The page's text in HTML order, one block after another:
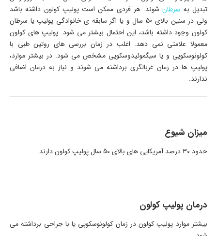
تبدیل بهسرطانشوند. هر فردی ممکن است پولیپ کولون داشته باشد
ولی در سنین بالای 50 سال و یا اگر سابقه ی خانوادگی پولیپ یا سرطان
کولون وجود داشته باشد، این احتمال بیشتر می شود. پولیپ های کولون
معمولا علامتی نمی دهد. اغلب در زمان بررسی های روتین طبی با
کولونوسکوپی و یا سیگموئیدوسکوپی مشخص می شود. در بیشتر موارد،
پولیپ ها در زمان غربالگری برداشته می شوند و نیاز به درمان اضافی
ندارند.
میزان شیوع
حدود 30 درصد آمریکایی های بالای 50 سال پولیپ کولون دارند.
درمان پولیپ کولون
بیشتر موارد پولیپ کولون در زمان کولونوسکوپی یا با جراحی برداشته می